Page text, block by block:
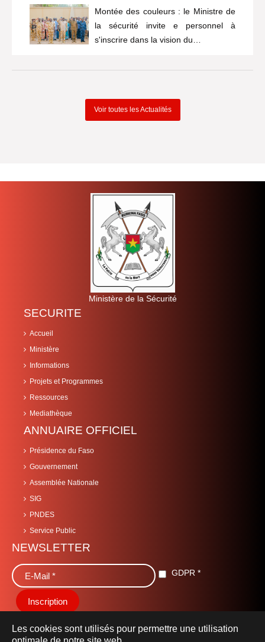
Les cookies sont utilisés pour permettre une utilisation
Montée des couleurs : le Ministre de
la sécurité invite e personnel à
s'inscrire dans la vision du…
Voir toutes les Actualités
Ministère de la Sécurité
SECURITE
Accueil
Ministère
Informations
Projets et Programmes
Ressources
Mediathèque
ANNUAIRE OFFICIEL
Présidence du Faso
Gouvernement
Assemblée Nationale
SIG
PNDES
Service Public
NEWSLETTER
GDPR *